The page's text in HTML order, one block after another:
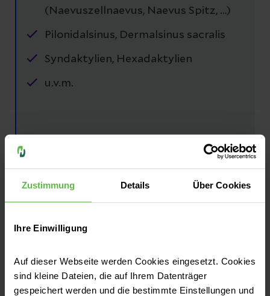
Zustimmung Details Über Cookies
Ihre Einwilligung
Auf dieser Webseite werden Cookies eingesetzt. Cookies
sind kleine Dateien, die auf Ihrem Datenträger
gespeichert werden und die bestimmte Einstellungen und
(Naevuszellnaevus, Naevus Spitz, …)
Pilonidalsinus, Dermalsinus sacralis
Syndaktylien, Hexadaktylien
u.v.m.
Einblicke in unsere Klinik